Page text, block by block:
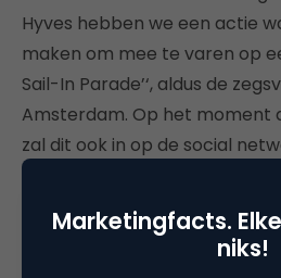
Hyves hebben we een actie
maken om mee te varen op
Sail-In Parade’‘, aldus de
Amsterdam. Op het moment
zal dit ook in op de social
vinden:“Tijdens het
man in, die reportages gaan
4 Facebook aanpassingen
Marketingfacts.
niks!